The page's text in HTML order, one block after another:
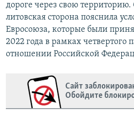
дороге через свою
литовская сторона пояснила
Евросоюза, которые были
2022 года в рамках четвертого
отношении Российской
Сайт
Обойдите